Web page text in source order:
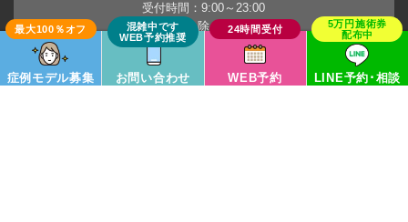
受付時間：9:00～23:00
(年末年始を除く土日祝日)
※臨時休業の場合がございます。
症例モデル募集 お問い合わせ WEB予約 LINE予約･相談